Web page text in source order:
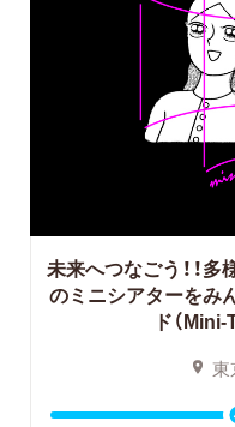
未来へつなごう！！
のミニシアターをみ
ド（
東